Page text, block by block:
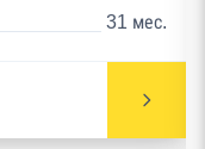
31 мес.